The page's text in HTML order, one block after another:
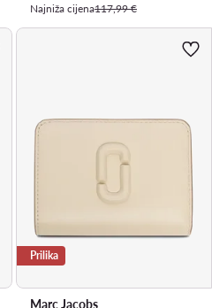
Najniža cijena117,99 €
Prilika
Marc Jacobs